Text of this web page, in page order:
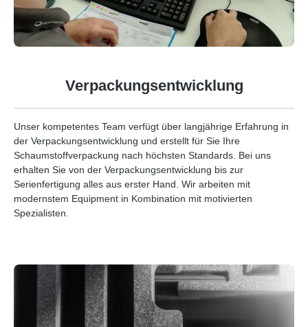
Verpackungsentwicklung
Unser kompetentes Team verfügt über langjährige Erfahrung in
der Verpackungsentwicklung und erstellt für Sie Ihre
Schaumstoffverpackung nach höchsten Standards. Bei uns
erhalten Sie von der Verpackungsentwicklung bis zur
Serienfertigung alles aus erster Hand. Wir arbeiten mit
modernstem Equipment in Kombination mit motivierten
Spezialisten.